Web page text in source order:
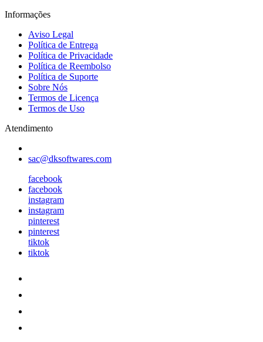
Informações
Aviso Legal
Política de Entrega
Política de Privacidade
Política de Reembolso
Política de Suporte
Sobre Nós
Termos de Licença
Termos de Uso
Atendimento
sac@dksoftwares.com
facebook
facebook
instagram
instagram
pinterest
pinterest
tiktok
tiktok